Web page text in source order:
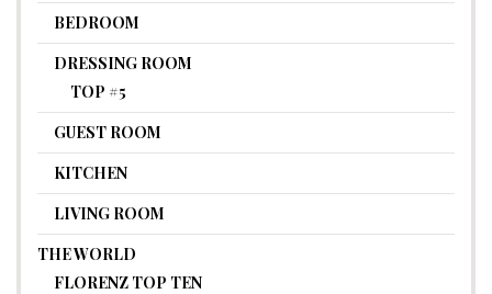
BEDROOM
DRESSING ROOM
TOP #5
GUEST ROOM
KITCHEN
LIVING ROOM
THE WORLD
FLORENZ TOP TEN